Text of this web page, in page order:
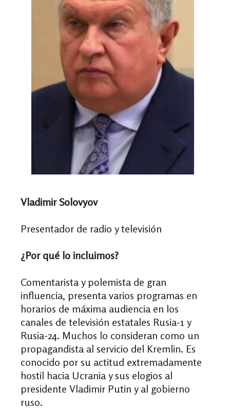
Vladimir Solovyov
Presentador de radio y televisión
¿Por qué lo incluimos?
Comentarista y polemista de gran
influencia, presenta varios programas en
horarios de máxima audiencia en los
canales de televisión estatales Rusia-1 y
Rusia-24. Muchos lo consideran como un
propagandista al servicio del Kremlin. Es
conocido por su actitud extremadamente
hostil hacia Ucrania y sus elogios al
presidente Vladimir Putin y al gobierno
ruso.